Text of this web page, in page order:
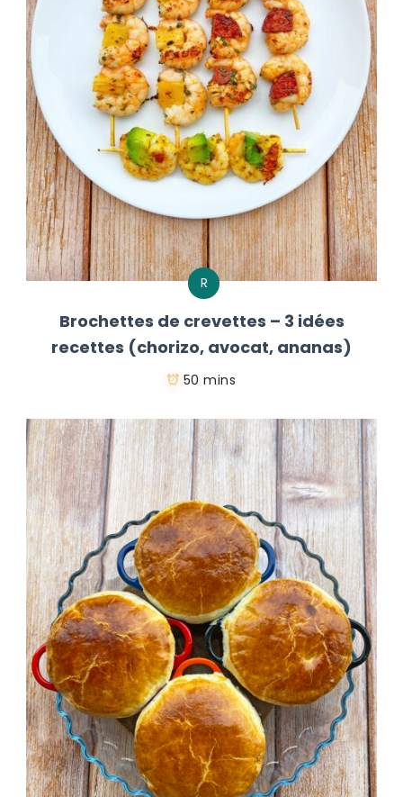
R
Brochettes de crevettes – 3 idées
recettes (chorizo, avocat, ananas)
50 mins